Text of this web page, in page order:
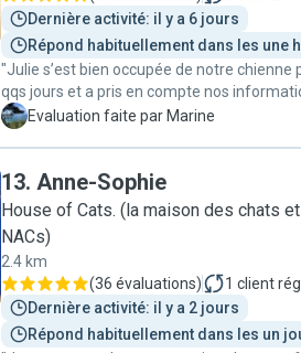
Dernière activité: il y a 6 jours
Répond habituellement dans les une
"Julie s’est bien occupée de notre chienne
qqs jours et a pris en compte nos
s’adapter à elle Même si Julie est en
reçu des nouvelles et qqs photos de notre
pendant la garde Je recommande "
M Evaluation faite par Marine
13. Anne-Sophie
House of Cats. (la maison des chats
NACs)
2.4 km
(36 évaluations) 1 client
Dernière activité: il y a 2 jours
Répond habituellement dans les un